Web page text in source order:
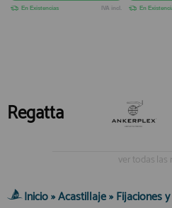
En Existencias IVA incl. En
Regatta
ver todas las
Inicio»Acastillaje»Fijaciones